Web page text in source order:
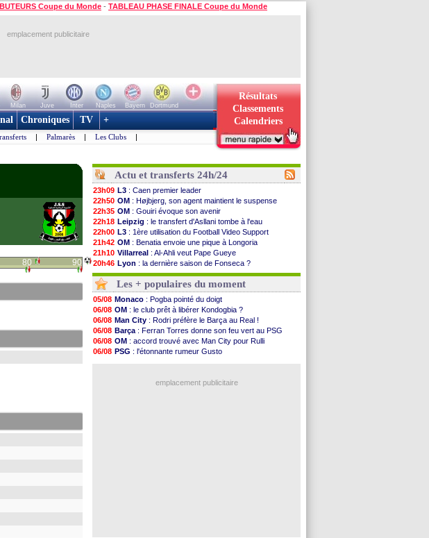
Coupe du Monde - TABLEAU PHASE FINALE Coupe du Monde
emplacement publicitaire
Milan Juve Inter Naples Bayern
Dortmund
Résultats
Classements
Calendriers
Chroniques TV +
| Palmarès | Les Clubs |
80 90
Actu et transferts 24h/24
23h09 L3 : Caen premier leader
22h50 OM : Højbjerg, son agent maintient le suspense
22h35 OM : Gouiri évoque son avenir
22h18 Leipzig : le transfert d'Asllani tombe à l'eau
22h00 L3 : 1ère utilisation du Football Video Support
21h42 OM : Benatia envoie une pique à Longoria
21h10 Villarreal : Al-Ahli veut Pape Gueye
20h46 Lyon : la dernière saison de Fonseca ?
20h30 OM: un nouveau prétendant pour Højbjerg
20h01
Brest: un gardien norvégien en approche ?
19h18 OM: McCourt a versé 120 M€ en 2026
19h09
PSG: 4 retours dans le groupe face à Man Utd ...
18h48
Nice: Kevin Carlos va partir en Italie
18h37
L1: prison avec sursis requis contre un arbitre
18h29
Leganés: c'est signé pour Luca Zidane (off.)
17h58
Atletico: Ruggeri en route pour Aston Villa
17h46
Monaco: Filipe Luis soutient Biereth
: Naples vise Gabriel Jesus
Les + populaires du moment
05/08 Monaco : Pogba pointé du doigt
06/08 OM : le club prêt à libérer Kondogbia ?
06/08 Man City : Rodri préfère le Barça au Real !
06/08 Barça : Ferran Torres donne son feu vert au PSG
06/08 OM : accord trouvé avec Man City pour Rulli
06/08 PSG : l'étonnante rumeur Gusto
emplacement publicitaire